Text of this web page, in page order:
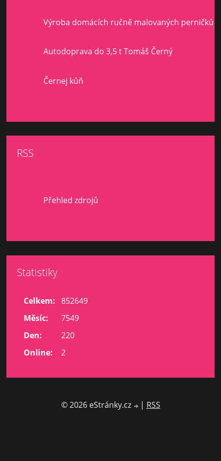
Výroba domácích ručně malovaných perničků
Autodoprava do 3,5 t Tomáš Černý
Černej kůň
RSS
Přehled zdrojů
Statistiky
Online: 2
Celkem: 852649
Měsíc:
7549
Den:
220
© 2026 eStránky.cz | RSS